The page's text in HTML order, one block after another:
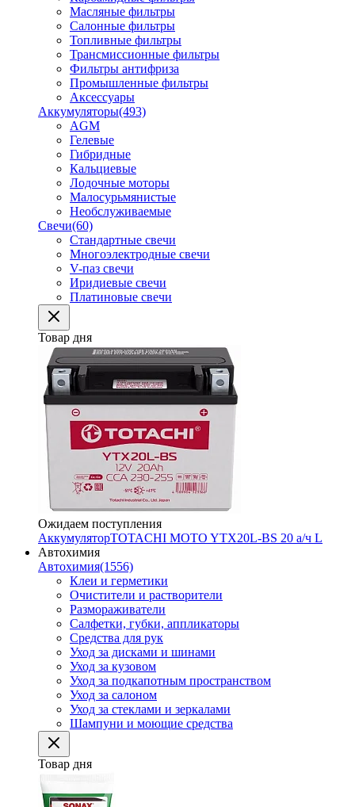
Масляные фильтры
Салонные фильтры
Топливные фильтры
Трансмиссионные фильтры
Фильтры антифриза
Промышленные фильтры
Аксессуары
Аккумуляторы(493)
AGM
Гелевые
Гибридные
Кальциевые
Лодочные моторы
Малосурьмянистые
Необслуживаемые
Свечи(60)
Стандартные свечи
Многоэлектродные свечи
V-паз свечи
Иридиевые свечи
Платиновые свечи
Товар дня
Ожидаем поступления
АккумуляторTOTACHI MOTO YTX20L-BS 20 а/ч L
Автохимия
Автохимия(1556)
Клеи и герметики
Очистители и растворители
Размораживатели
Салфетки, губки, аппликаторы
Средства для рук
Уход за дисками и шинами
Уход за кузовом
Уход за подкапотным пространством
Уход за салоном
Уход за стеклами и зеркалами
Шампуни и моющие средства
Товар дня